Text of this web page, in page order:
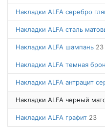
Накладки ALFA серебро
Накладки ALFA сталь
Накладки ALFA шампань 23
Накладки ALFA темная
Накладки ALFA антрацит
Накладки ALFA черный
Накладки ALFA графит 23